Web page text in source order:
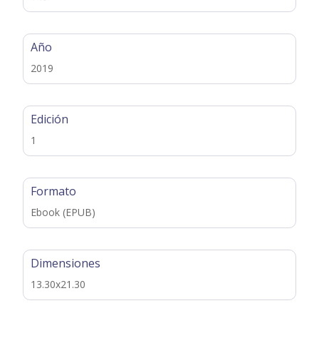
Año
2019
Edición
1
Formato
Ebook (EPUB)
Dimensiones
13.30x21.30